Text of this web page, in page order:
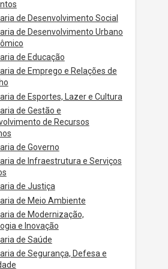
de Desenvolvimento Social
de Desenvolvimento Urbano
de Educação
de Emprego e Relações de
de Esportes, Lazer e Cultura
de Gestão e
de Recursos
de Governo
de Infraestrutura e Serviços
de Justiça
de Meio Ambiente
de Modernização,
e Inovação
de Saúde
de Segurança, Defesa e